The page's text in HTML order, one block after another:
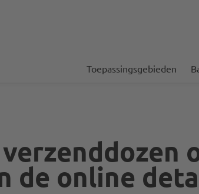
Toepassingsgebieden
de online